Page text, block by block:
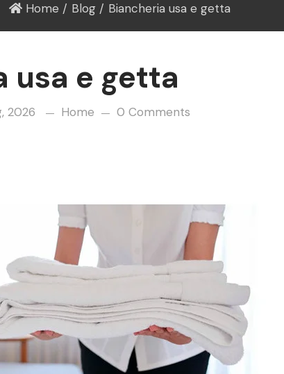
Home Blog Biancheria usa e getta
usa e getta
2026 Home 0 Comments